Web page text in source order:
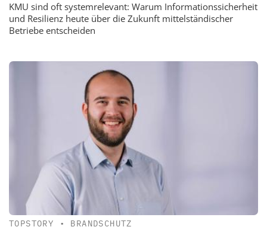
KMU sind oft systemrelevant: Warum Informationssicherheit
und Resilienz heute über die Zukunft mittelständischer
Betriebe entscheiden
TOPSTORY • BRANDSCHUTZ